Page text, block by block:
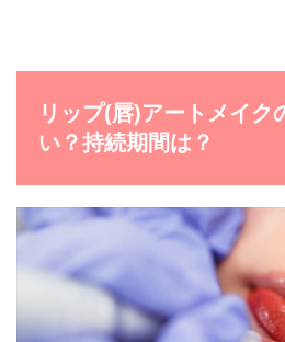
リップ(唇)アートメイク
い？持続期間は？